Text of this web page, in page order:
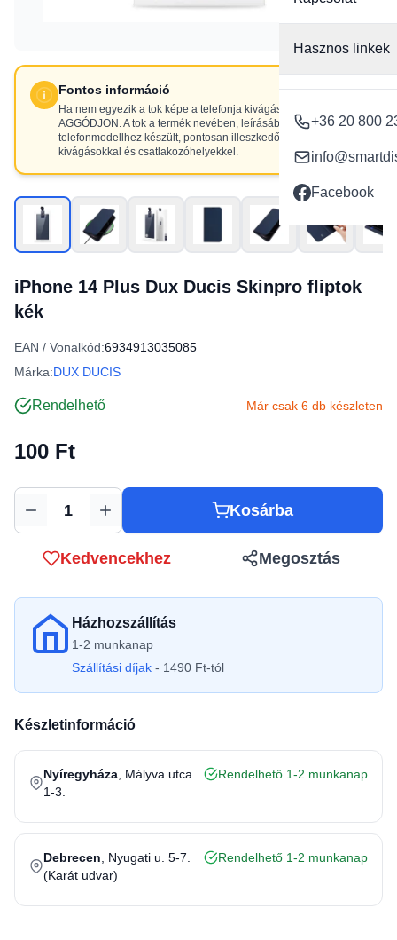
Hasznos linkek
+36 20 800
Facebook
Fontos információ
Ha nem egyezik a tok képe a telefonja kivágásaival, NE
AGGÓDJON. A tok a termék nevében, leírásában szereplő
telefonmodellhez készült, pontosan illeszkedő
kivágásokkal és csatlakozóhelyekkel.
iPhone 14 Plus Dux Ducis Skinpro fliptok
kék
EAN / Vonalkód:6934913035085
Márka:DUX DUCIS
Rendelhető Már csak 6 db készleten
100 Ft
Mennyiség Kosárba
Kedvencekhez Megosztás
Házhozszállítás
1-2 munkanap
Szállítási díjak - 1490 Ft-tól
Készletinformáció
Nyíregyháza , Mályva utca
1-3.
Rendelhető 1-2 munkanap
Debrecen , Nyugati u. 5-7.
(Karát udvar)
Rendelhető 1-2 munkanap